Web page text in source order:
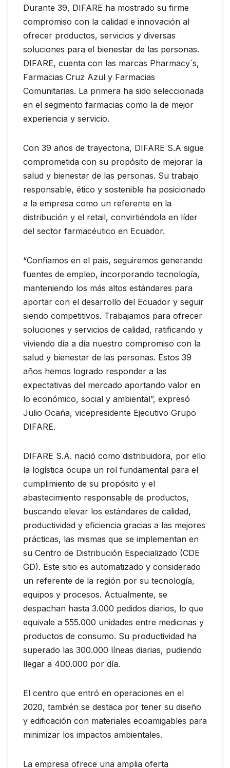
Durante 39, DIFARE ha mostrado su firme
compromiso con la calidad e innovación al
ofrecer productos, servicios y diversas
soluciones para el bienestar de las personas.
DIFARE, cuenta con las marcas Pharmacy´s,
Farmacias Cruz Azul y Farmacias
Comunitarias. La primera ha sido seleccionada
en el segmento farmacias como la de mejor
experiencia y servicio.
Con 39 años de trayectoria, DIFARE S.A sigue
comprometida con su propósito de mejorar la
salud y bienestar de las personas. Su trabajo
responsable, ético y sostenible ha posicionado
a la empresa como un referente en la
distribución y el retail, convirtiéndola en líder
del sector farmacéutico en Ecuador.
“Confiamos en el país, seguiremos generando
fuentes de empleo, incorporando tecnología,
manteniendo los más altos estándares para
aportar con el desarrollo del Ecuador y seguir
siendo competitivos. Trabajamos para ofrecer
soluciones y servicios de calidad, ratificando y
viviendo día a día nuestro compromiso con la
salud y bienestar de las personas. Estos 39
años hemos logrado responder a las
expectativas del mercado aportando valor en
lo económico, social y ambiental”, expresó
Julio Ocaña, vicepresidente Ejecutivo Grupo
DIFARE.
DIFARE S.A. nació como distribuidora, por ello
la logística ocupa un rol fundamental para el
cumplimiento de su propósito y el
abastecimiento responsable de productos,
buscando elevar los estándares de calidad,
productividad y eficiencia gracias a las mejores
prácticas, las mismas que se implementan en
su Centro de Distribución Especializado (CDE
GD). Este sitio es automatizado y considerado
un referente de la región por su tecnología,
equipos y procesos. Actualmente, se
despachan hasta 3.000 pedidos diarios, lo que
equivale a 555.000 unidades entre medicinas y
productos de consumo. Su productividad ha
superado las 300.000 líneas diarias, pudiendo
llegar a 400.000 por día.
El centro que entró en operaciones en el
2020, también se destaca por tener su diseño
y edificación con materiales ecoamigables para
minimizar los impactos ambientales.
La empresa ofrece una amplia oferta